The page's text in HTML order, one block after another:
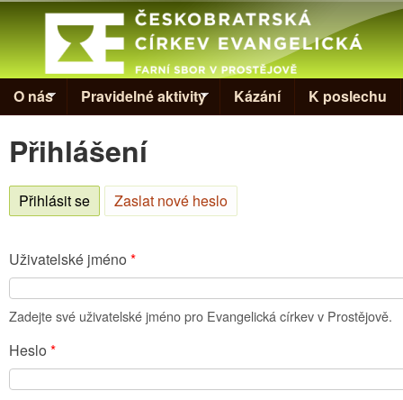
Skip
Evangelická
církev v
Prostějově
O nás Pravidelné aktivity Kázání K poslechu
Přihlášení
Přihlásit se (aktivní záložka)
Zaslat nové heslo
Uživatelské jméno *
Zadejte své uživatelské jméno pro Evangelická církev v Prostějově.
Heslo *